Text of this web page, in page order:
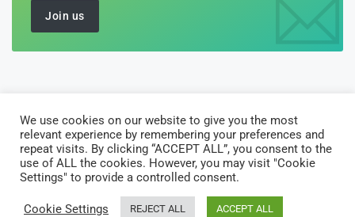
©2026 All Rights Reserved byCustoms-Declarations
AJ Software Solutions Limited is registered in England and Wales
with company number 10135122. Registered office: 10 Vintry
Court, 18 Porlock Street London SE1 3RY
Home About Us Solutions Privacy Policy Terms of Use
We use cookies on our website to give you the most
relevant experience by remembering your preferences and
repeat visits. By clicking “ACCEPT ALL”, you consent to the
use of ALL the cookies. However, you may visit "Cookie
Settings" to provide a controlled consent.
Cookie Settings REJECT ALL ACCEPT ALL